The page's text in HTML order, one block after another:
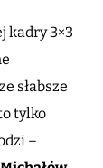
kadry 3×3
słabsze
tylko
–